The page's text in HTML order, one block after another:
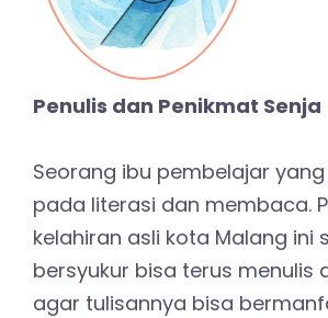
Penulis dan Penikmat Senja
Seorang ibu pembelajar
pada literasi dan membaca.
kelahiran asli kota Malang ini
bersyukur bisa terus menulis
agar tulisannya bisa